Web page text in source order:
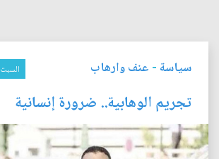
سياسة- عنف وارهاب السبت 21 تشرين الثاني 2015
تجريم الوهابية.. ضرورة إنسانية